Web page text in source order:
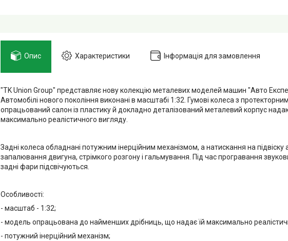
Опис Характеристики Інформація для замовлення
"TK Union Group" представляє нову колекцію металевих моделей машин "Авто
Автомобілі нового покоління виконані в масштабі 1:32. Гумові колеса з
опрацьований салон із пластику й докладно деталізований металевий корпус
максимально реалістичного вигляду.
Задні колеса обладнані потужним інерційним механізмом, а натискання на
запалювання двигуна, стрімкого розгону і гальмування. Під час програвання
задні фари підсвічуються.
Особливості:
- масштаб - 1:32;
- модель опрацьована до найменших дрібниць, що надає їй максимально
- потужний інерційний механізм;